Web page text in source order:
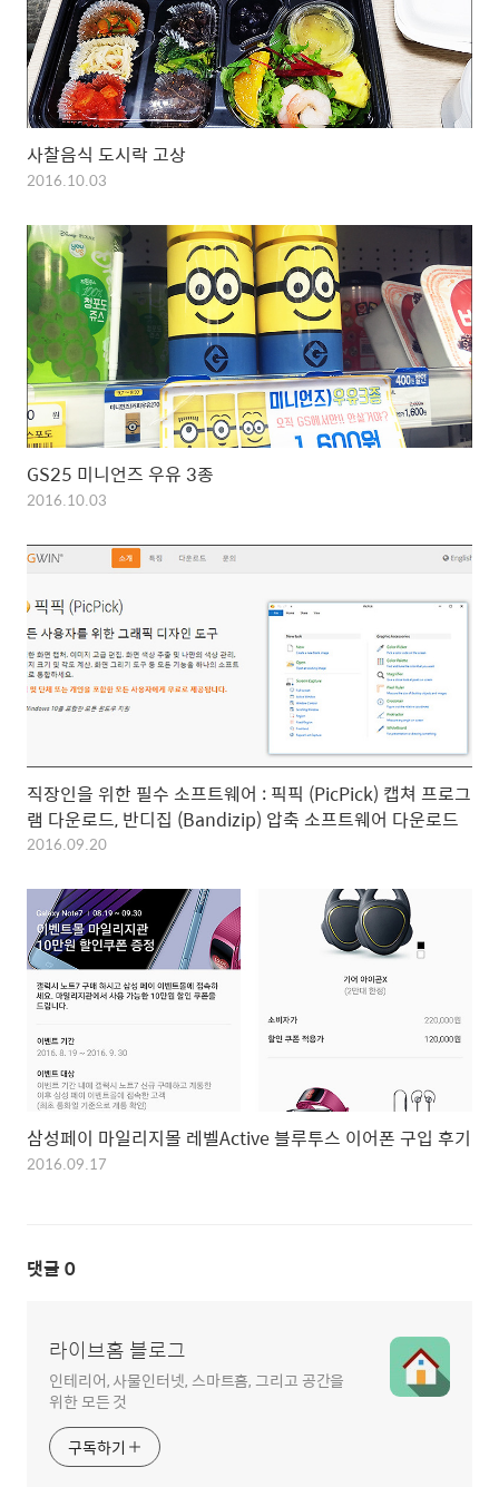
사찰음식 도시락 고상
2016.10.03
GS25 미니언즈 우유 3종
2016.10.03
직장인을 위한 필수 소프트웨어 : 픽픽 (PicPick) 캡쳐 프로그
램 다운로드, 반디집 (Bandizip) 압축 소프트웨어 다운로드
2016.09.20
삼성페이 마일리지몰 레벨Active 블루투스 이어폰 구입 후기
2016.09.17
댓글 0
라이브홈 블로그
인테리어, 사물인터넷, 스마트홈, 그리고 공간을
위한 모든 것
구독하기